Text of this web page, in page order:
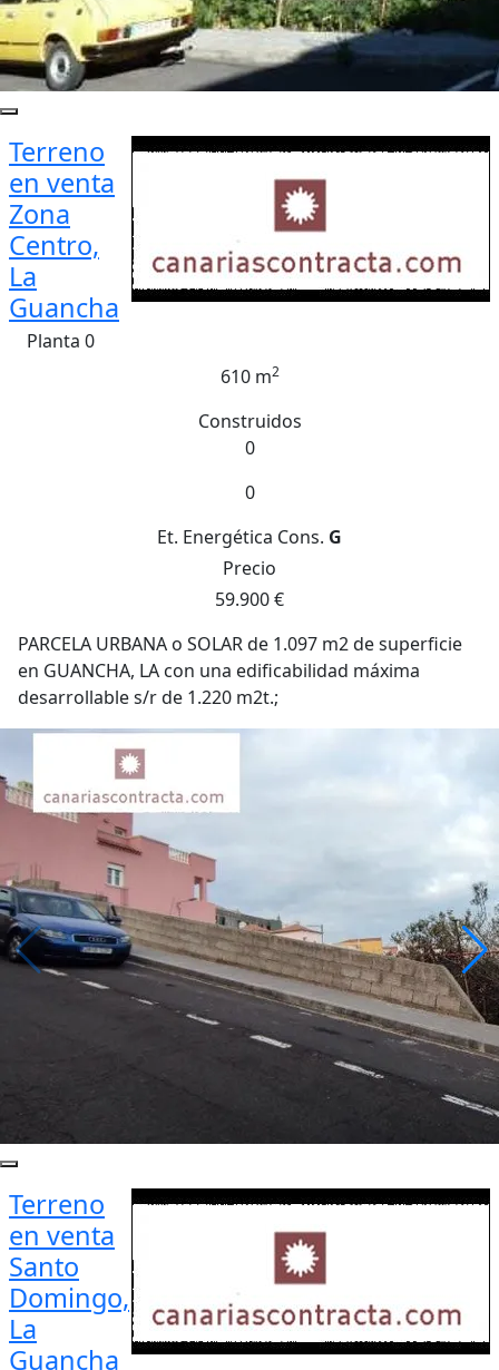
Terreno
en venta
Zona
Centro,
La
Guancha
Planta 0
610 m2
Construidos
0
0
Et. Energética Cons. G
Precio
59.900 €
PARCELA URBANA o SOLAR de 1.097 m2 de superficie
en GUANCHA, LA con una edificabilidad máxima
desarrollable s/r de 1.220 m2t.;
Terreno
en venta
Santo
Domingo,
La
Guancha